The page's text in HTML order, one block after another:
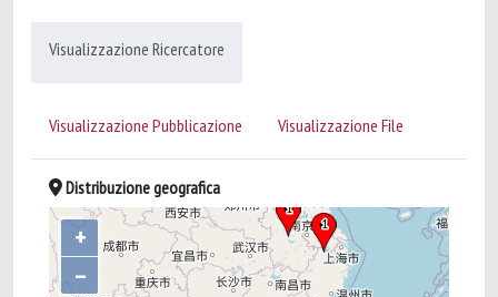
Visualizzazione Ricercatore
Visualizzazione Pubblicazione Visualizzazione File
Distribuzione geografica
+
–